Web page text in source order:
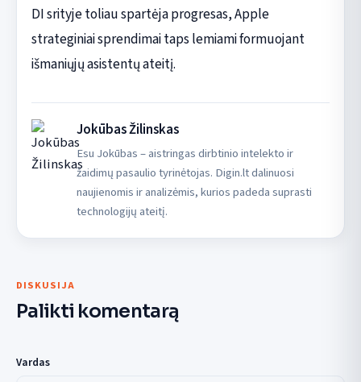
DI srityje toliau spartėja progresas, Apple
strateginiai sprendimai taps lemiami formuojant
išmaniųjų asistentų ateitį.
Jokūbas Žilinskas
Esu Jokūbas – aistringas dirbtinio intelekto ir
žaidimų pasaulio tyrinėtojas. Digin.lt dalinuosi
naujienomis ir analizėmis, kurios padeda suprasti
technologijų ateitį.
DISKUSIJA
Palikti komentarą
Vardas